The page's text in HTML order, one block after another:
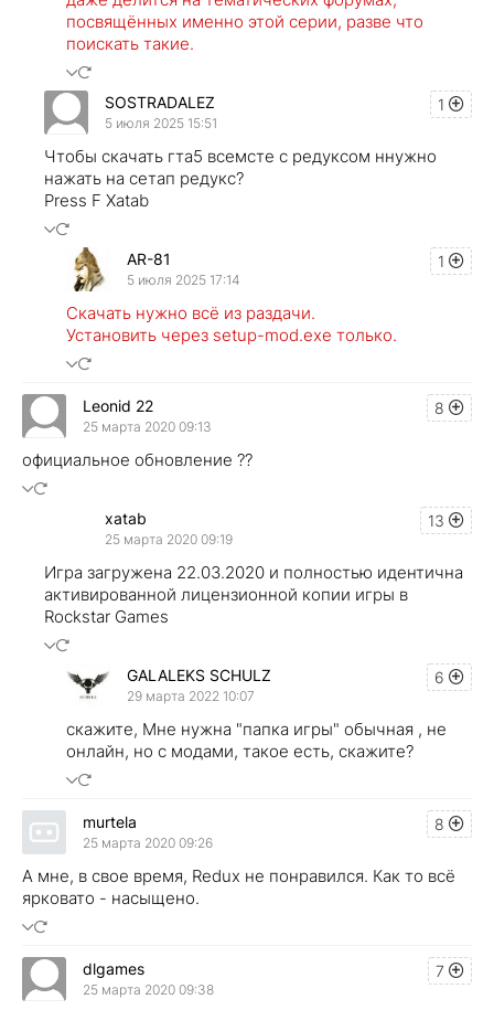
посвящённых именно этой серии, разве что
поискать такие.
1
SOSTRADALEZ
5 июля 2025 15:51
Чтобы скачать гта5 всемсте с редуксом ннужно
нажать на сетап редукс?
Press F Xatab
1
AR-81
5 июля 2025 17:14
Скачать нужно всё из раздачи.
Установить через setup-mod.exe только.
8
Leonid 22
25 марта 2020 09:13
официальное обновление ??
13
xatab
25 марта 2020 09:19
Игра загружена 22.03.2020 и полностью идентична
активированной лицензионной копии игры в
Rockstar Games
6
GALALEKS SCHULZ
29 марта 2022 10:07
скажите, Мне нужна "папка игры" обычная , не
онлайн, но с модами, такое есть, скажите?
8
murtela
25 марта 2020 09:26
А мне, в свое время, Redux не понравился. Как то всё
ярковато - насыщено.
7
dlgames
25 марта 2020 09:38